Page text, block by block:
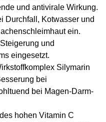
und antivirale Wirkung.
Durchfall, Kotwasser und
ein.
und
eingesetzt.
Silymarin
bei
bei Magen-Darm-
hohen Vitamin C